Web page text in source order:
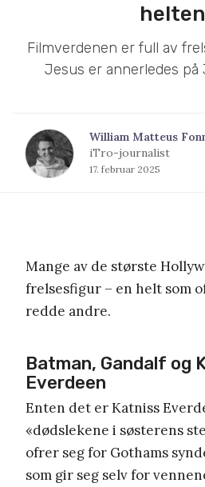
Filmverdenen er full av
Jesus er annerledes
William Matteus
iTro-journalist
17. februar 2025
Mange av de største
frelsesfigur – en helt som
redde andre.
Batman, Gandalf og
Everdeen
Enten det er Katniss
«dødslekene i søsterens
ofrer seg for Gothams
som gir seg selv for